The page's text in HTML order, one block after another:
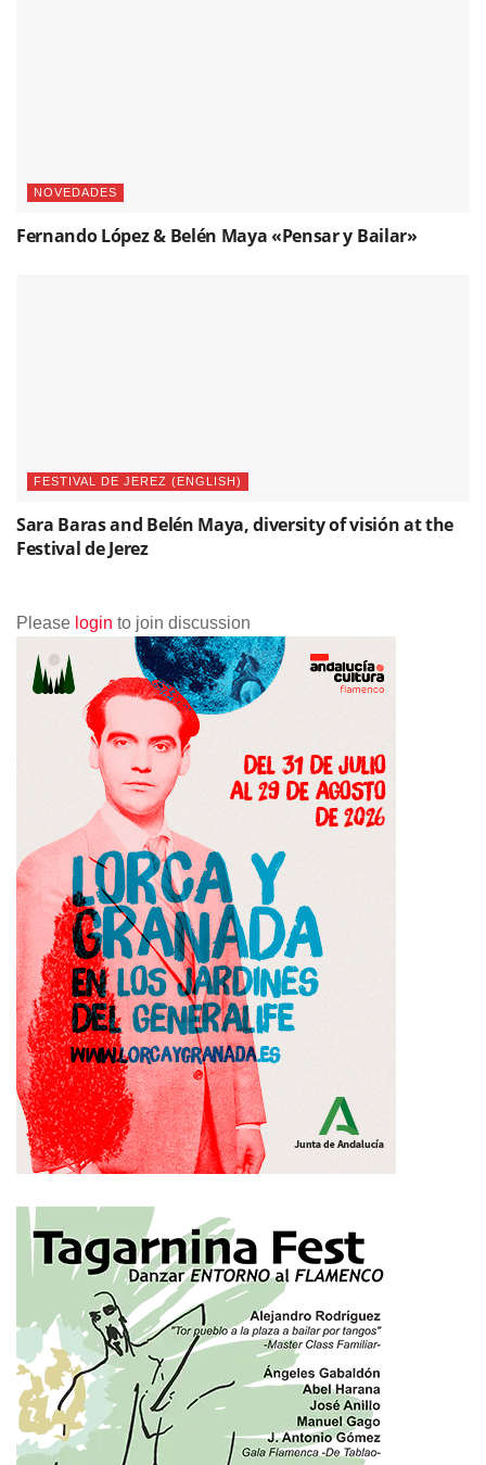
NOVEDADES
Fernando López & Belén Maya «Pensar y Bailar»
FESTIVAL DE JEREZ (ENGLISH)
Sara Baras and Belén Maya, diversity of visión at the
Festival de Jerez
Please login to join discussion